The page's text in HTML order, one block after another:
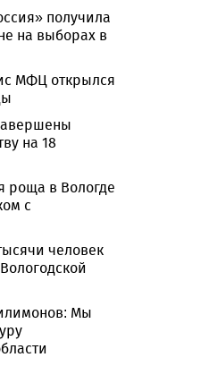
получила
на выборах в
МФЦ открылся
на 18
роща в Вологде
с
человек
Мы